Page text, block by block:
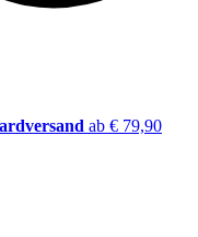
ab € 79,90